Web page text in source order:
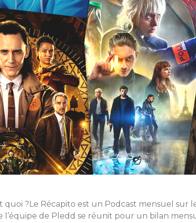
quoi ?Le Récapito est un Podcast mensuel sur
l’équipe de Pledd se réunit pour un bilan